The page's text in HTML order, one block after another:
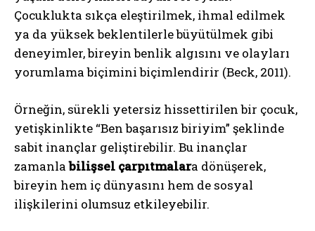
Çocuklukta sıkça eleştirilmek, ihmal edilmek
ya da yüksek beklentilerle büyütülmek gibi
deneyimler, bireyin benlik algısını ve olayları
yorumlama biçimini biçimlendirir (Beck, 2011).
Örneğin, sürekli yetersiz hissettirilen bir çocuk,
yetişkinlikte “Ben başarısız biriyim” şeklinde
sabit inançlar geliştirebilir. Bu inançlar
zamanlabilişsel çarpıtmalara dönüşerek,
bireyin hem iç dünyasını hem de sosyal
ilişkilerini olumsuz etkileyebilir.